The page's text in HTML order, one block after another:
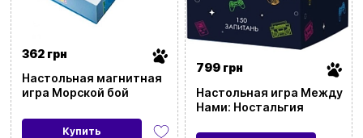
Для развития
Город
Применить фильтры
362 грн
Настольная магнитная
игра Морской бой
Купить
799 грн
Настольная игра Между
Нами: Ностальгия